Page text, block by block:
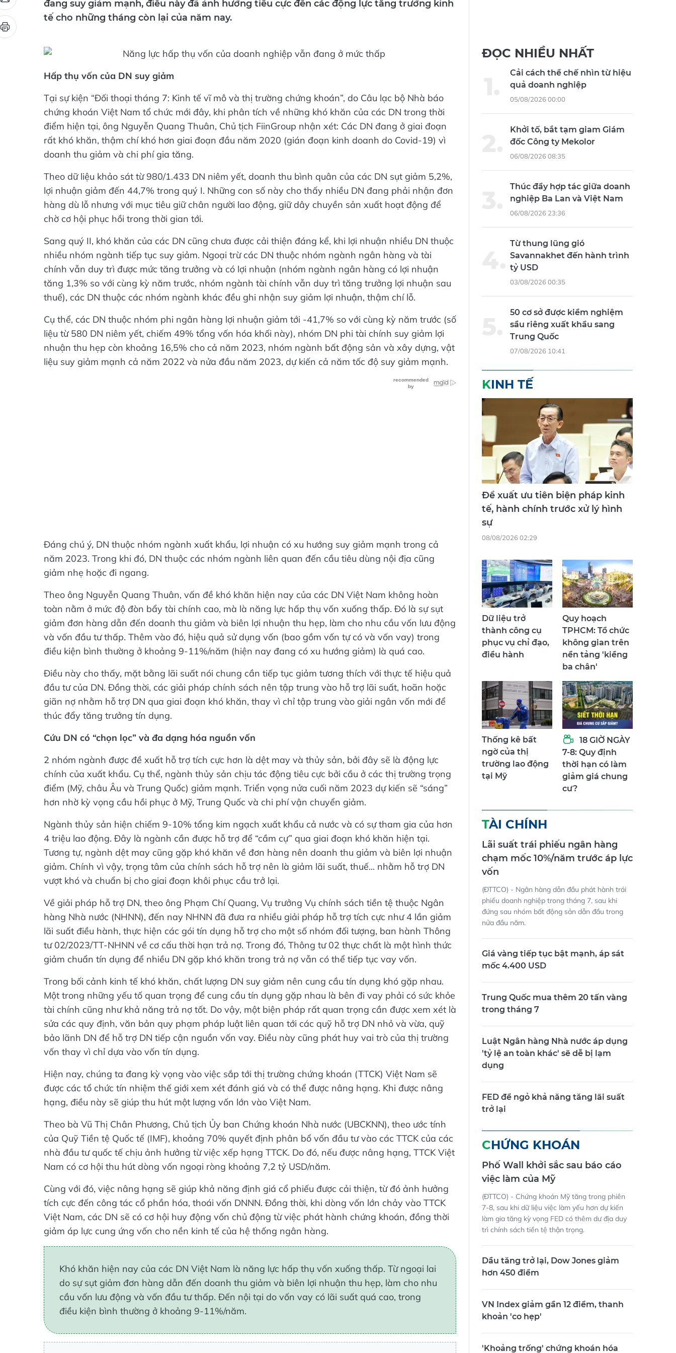
đang suy giảm mạnh, điều này đã ảnh hưởng tiêu cực đến các động lực tăng trưởng kinh
tế cho những tháng còn lại của năm nay.
Hấp thụ vốn của DN suy giảm
Tại sự kiện “Đối thoại tháng 7: Kinh tế vĩ mô và thị trường chứng khoán”, do Câu lạc bộ Nhà báo
chứng khoán Việt Nam tổ chức mới đây, khi phân tích về những khó khăn của các DN trong thời
điểm hiện tại, ông Nguyễn Quang Thuân, Chủ tịch FiinGroup nhận xét: Các DN đang ở giai đoạn
rất khó khăn, thậm chí khó hơn giai đoạn đầu năm 2020 (gián đoạn kinh doanh do Covid-19) vì
doanh thu giảm và chi phí gia tăng.
Theo dữ liệu khảo sát từ 980/1.433 DN niêm yết, doanh thu bình quân của các DN sụt giảm 5,2%,
lợi nhuận giảm đến 44,7% trong quý I. Những con số này cho thấy nhiều DN đang phải nhận đơn
hàng dù lỗ nhưng với mục tiêu giữ chân người lao động, giữ dây chuyền sản xuất hoạt động để
chờ cơ hội phục hồi trong thời gian tới.
Sang quý II, khó khăn của các DN cũng chưa được cải thiện đáng kể, khi lợi nhuận nhiều DN thuộc
nhiều nhóm ngành tiếp tục suy giảm. Ngoại trừ các DN thuộc nhóm ngành ngân hàng và tài
chính vẫn duy trì được mức tăng trưởng và có lợi nhuận (nhóm ngành ngân hàng có lợi nhuận
tăng 1,3% so với cùng kỳ năm trước, nhóm ngành tài chính vẫn duy trì tăng trưởng lợi nhuận sau
thuế), các DN thuộc các nhóm ngành khác đều ghi nhận suy giảm lợi nhuận, thậm chí lỗ.
Cụ thể, các DN thuộc nhóm phi ngân hàng lợi nhuận giảm tới -41,7% so với cùng kỳ năm trước (số
liệu từ 580 DN niêm yết, chiếm 49% tổng vốn hóa khối này), nhóm DN phi tài chính suy giảm lợi
nhuận thu hẹp còn khoảng 16,5% cho cả năm 2023, nhóm ngành bất động sản và xây dựng, vật
liệu suy giảm mạnh cả năm 2022 và nửa đầu năm 2023, dự kiến cả năm tốc độ suy giảm mạnh.
Đáng chú ý, DN thuộc nhóm ngành xuất khẩu, lợi nhuận có xu hướng suy giảm mạnh trong cả
năm 2023. Trong khi đó, DN thuộc các nhóm ngành liên quan đến cầu tiêu dùng nội địa cũng
giảm nhẹ hoặc đi ngang.
Theo ông Nguyễn Quang Thuân, vấn đề khó khăn hiện nay của các DN Việt Nam không hoàn
toàn nằm ở mức độ đòn bẩy tài chính cao, mà là năng lực hấp thụ vốn xuống thấp. Đó là sự sụt
giảm đơn hàng dẫn đến doanh thu giảm và biên lợi nhuận thu hẹp, làm cho nhu cầu vốn lưu động
và vốn đầu tư thấp. Thêm vào đó, hiệu quả sử dụng vốn (bao gồm vốn tự có và vốn vay) trong
điều kiện bình thường ở khoảng 9-11%/năm (hiện nay đang có xu hướng giảm) là quá cao.
Điều này cho thấy, mặt bằng lãi suất nói chung cần tiếp tục giảm tương thích với thực tế hiệu quả
đầu tư của DN. Đồng thời, các giải pháp chính sách nên tập trung vào hỗ trợ lãi suất, hoãn hoặc
giãn nợ nhằm hỗ trợ DN qua giai đoạn khó khăn, thay vì chỉ tập trung vào giải ngân vốn mới để
thúc đẩy tăng trưởng tín dụng.
Cứu DN có “chọn lọc” và đa dạng hóa nguồn vốn
2 nhóm ngành được đề xuất hỗ trợ tích cực hơn là dệt may và thủy sản, bởi đây sẽ là động lực
chính của xuất khẩu. Cụ thể, ngành thủy sản chịu tác động tiêu cực bởi cầu ở các thị trường trọng
điểm (Mỹ, châu Âu và Trung Quốc) giảm mạnh. Triển vọng nửa cuối năm 2023 dự kiến sẽ “sáng”
hơn nhờ kỳ vọng cầu hồi phục ở Mỹ, Trung Quốc và chi phí vận chuyển giảm.
Ngành thủy sản hiện chiếm 9-10% tổng kim ngạch xuất khẩu cả nước và có sự tham gia của hơn
4 triệu lao động. Đây là ngành cần được hỗ trợ để “cầm cự” qua giai đoạn khó khăn hiện tại.
Tương tự, ngành dệt may cũng gặp khó khăn về đơn hàng nên doanh thu giảm và biên lợi nhuận
giảm. Chính vì vậy, trọng tâm của chính sách hỗ trợ nên là giảm lãi suất, thuế... nhằm hỗ trợ DN
vượt khó và chuẩn bị cho giai đoạn khôi phục cầu trở lại.
Về giải pháp hỗ trợ DN, theo ông Phạm Chí Quang, Vụ trưởng Vụ chính sách tiền tệ thuộc Ngân
hàng Nhà nước (NHNN), đến nay NHNN đã đưa ra nhiều giải pháp hỗ trợ tích cực như 4 lần giảm
lãi suất điều hành, thực hiện các gói tín dụng hỗ trợ cho một số nhóm đối tượng, ban hành Thông
tư 02/2023/TT-NHNN về cơ cấu thời hạn trả nợ. Trong đó, Thông tư 02 thực chất là một hình thức
giảm chuẩn tín dụng để nhiều DN gặp khó khăn trong trả nợ vẫn có thể tiếp tục vay vốn.
Trong bối cảnh kinh tế khó khăn, chất lượng DN suy giảm nên cung cầu tín dụng khó gặp nhau.
Một trong những yếu tố quan trọng để cung cầu tín dụng gặp nhau là bên đi vay phải có sức khỏe
tài chính cũng như khả năng trả nợ tốt. Do vậy, một biện pháp rất quan trọng cần được xem xét là
sửa các quy định, văn bản quy phạm pháp luật liên quan tới các quỹ hỗ trợ DN nhỏ và vừa, quỹ
bảo lãnh DN để hỗ trợ DN tiếp cận nguồn vốn vay. Điều này cũng phát huy vai trò của thị trường
vốn thay vì chỉ dựa vào vốn tín dụng.
Hiện nay, chúng ta đang kỳ vọng vào việc sắp tới thị trường chứng khoán (TTCK) Việt Nam sẽ
được các tổ chức tín nhiệm thế giới xem xét đánh giá và có thể được nâng hạng. Khi được nâng
hạng, điều này sẽ giúp thu hút một lượng vốn lớn vào Việt Nam.
Theo bà Vũ Thị Chân Phương, Chủ tịch Ủy ban Chứng khoán Nhà nước (UBCKNN), theo ước tính
của Quỹ Tiền tệ Quốc tế (IMF), khoảng 70% quyết định phân bổ vốn đầu tư vào các TTCK của các
nhà đầu tư quốc tế chịu ảnh hưởng từ việc xếp hạng TTCK. Do đó, nếu được nâng hạng, TTCK Việt
Nam có cơ hội thu hút dòng vốn ngoại ròng khoảng 7,2 tỷ USD/năm.
Cùng với đó, việc nâng hạng sẽ giúp khả năng định giá cổ phiếu được cải thiện, từ đó ảnh hưởng
tích cực đến công tác cổ phần hóa, thoái vốn DNNN. Đồng thời, khi dòng vốn lớn chảy vào TTCK
Việt Nam, các DN sẽ có cơ hội huy động vốn chủ động từ việc phát hành chứng khoán, đồng thời
giảm áp lực cung ứng vốn cho nền kinh tế của hệ thống ngân hàng.
Khó khăn hiện nay của các DN Việt Nam là năng lực hấp thụ vốn xuống thấp. Từ ngoại lai
do sự sụt giảm đơn hàng dẫn đến doanh thu giảm và biên lợi nhuận thu hẹp, làm cho nhu
cầu vốn lưu động và vốn đầu tư thấp. Đến nội tại do vốn vay có lãi suất quá cao, trong
điều kiện bình thường ở khoảng 9-11%/năm.
ĐỌC NHIỀU NHẤT
Cải cách thể chế nhìn từ hiệu
quả doanh nghiệp
05/08/2026 00:00
Khởi tố, bắt tạm giam Giám
đốc Công ty Mekolor
06/08/2026 08:35
Thúc đẩy hợp tác giữa doanh
nghiệp Ba Lan và Việt Nam
06/08/2026 23:36
Từ thung lũng gió
Savannakhet đến hành trình
tỷ USD
03/08/2026 00:35
50 cơ sở được kiểm nghiệm
sầu riêng xuất khẩu sang
Trung Quốc
07/08/2026 10:41
KINH TẾ
Đề xuất ưu tiên biện pháp kinh
tế, hành chính trước xử lý hình
sự
08/08/2026 02:29
Dữ liệu trở
thành công cụ
phục vụ chỉ đạo,
điều hành
Quy hoạch
TPHCM: Tổ chức
không gian trên
nền tảng 'kiềng
ba chân'
Thống kê bất
ngờ của thị
trường lao động
tại Mỹ
18 GIỜ NGÀY
7-8: Quy định
thời hạn có làm
giảm giá chung
cư?
TÀI CHÍNH
Lãi suất trái phiếu ngân hàng
chạm mốc 10%/năm trước áp lực
vốn
(ĐTTCO) - Ngân hàng dẫn đầu phát hành trái
phiếu doanh nghiệp trong tháng 7, sau khi
đứng sau nhóm bất động sản dẫn đầu trong
nửa đầu năm.
Giá vàng tiếp tục bật mạnh, áp sát
mốc 4.400 USD
Trung Quốc mua thêm 20 tấn vàng
trong tháng 7
Luật Ngân hàng Nhà nước áp dụng
'tỷ lệ an toàn khác' sẽ dễ bị lạm
dụng
FED để ngỏ khả năng tăng lãi suất
trở lại
CHỨNG KHOÁN
Phố Wall khởi sắc sau báo cáo
việc làm của Mỹ
(ĐTTCO) - Chứng khoán Mỹ tăng trong phiên
7-8, sau khi dữ liệu việc làm yếu hơn dự kiến
làm gia tăng kỳ vọng FED có thêm dư địa duy
trì chính sách tiền tệ thận trọng.
Dầu tăng trở lại, Dow Jones giảm
hơn 450 điểm
VN Index giảm gần 12 điểm, thanh
khoản 'co hẹp'
'Khoảng trống' chứng khoán hóa